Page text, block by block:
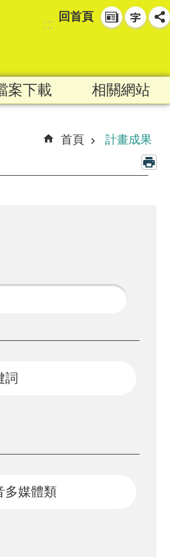
:::
回首頁
案下載 相關網站
首頁 計畫成果
詞
多媒體類